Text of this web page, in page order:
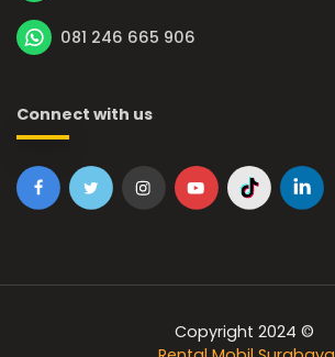
081 246 665 906
Connect with us
Copyright 2024 ©